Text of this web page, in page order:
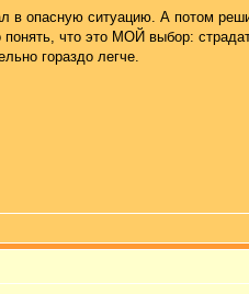
в опасную ситуацию. А потом
что это МОЙ выбор:
гораздо легче.